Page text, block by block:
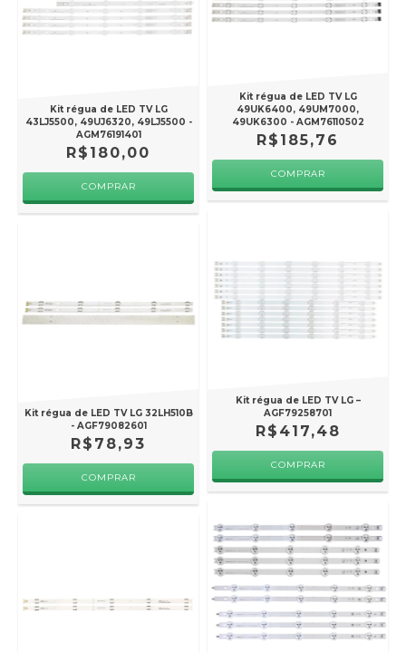
Kit régua de LED TV LG
43LJ5500, 49UJ6320, 49LJ5500 -
AGM76191401
R$180,00
Kit régua de LED TV LG
49UK6400, 49UM7000,
49UK6300 - AGM76110502
R$185,76
Kit régua de LED TV LG 32LH510B
- AGF79082601
R$78,93
Kit régua de LED TV LG –
AGF79258701
R$417,48